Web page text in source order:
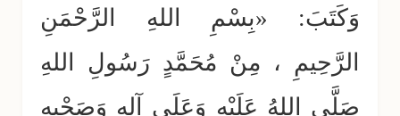
وَكَتَبَ: «بِسْمِ اللهِ الرَّحْمَنِ
الرَّحِيمِ ، مِنْ مُحَمَّدٍ رَسُولِ اللهِ
صَلَّى اللهُ عَلَيْهِ وَعَلَى آلِهِ وَصَحْبِهِ